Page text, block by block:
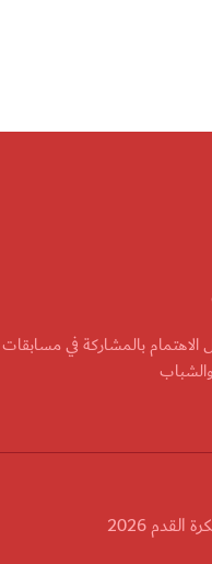
بالمشاركة في مسابقات
2026